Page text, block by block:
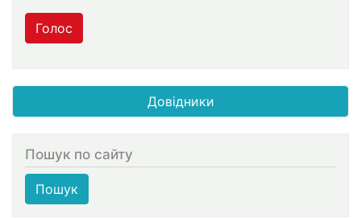
Голос
Довідники
Пошук по сайту
Пошук